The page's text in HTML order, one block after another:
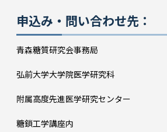
申込み・問い合わせ先：
青森糖質研究会事務局
弘前大学大学院医学研究科
附属高度先進医学研究センター
糖鎖工学講座内